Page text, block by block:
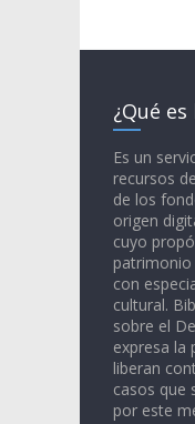
¿Qué
Es un
recursos
de los
origen
cuyo
patrimonio
con
cultural.
sobre el
expresa la
liberan
casos que
por este